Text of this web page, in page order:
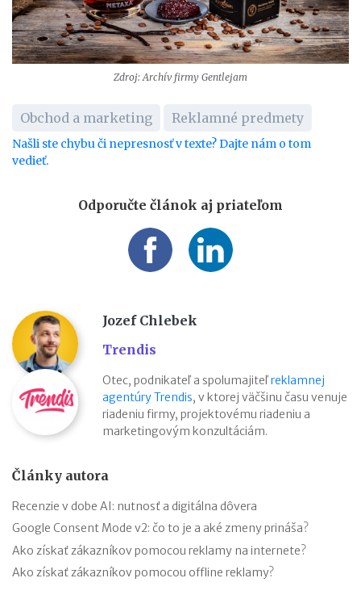
Zdroj: Archív firmy Gentlejam
Obchod a marketing Reklamné predmety
Našli ste chybu či nepresnosť v texte? Dajte nám o tom
vedieť.
Odporučte článok aj priateľom
Jozef Chlebek
Trendis
Otec, podnikateľ a spolumajiteľreklamnej
agentúry Trendis, v ktorej väčšinu času venuje
riadeniu firmy, projektovému riadeniu a
marketingovým konzultáciám.
Články autora
Recenzie v dobe AI: nutnosť a digitálna dôvera
Google Consent Mode v2: čo to je a aké zmeny prináša?
Ako získať zákazníkov pomocou reklamy na internete?
Ako získať zákazníkov pomocou offline reklamy?